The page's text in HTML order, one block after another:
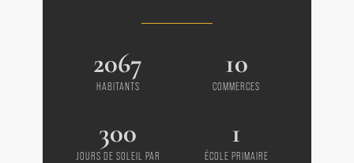
2067
HABITANTS
10
COMMERCES
300
JOURS DE SOLEIL PAR
1
ÉCOLE PRIMAIRE